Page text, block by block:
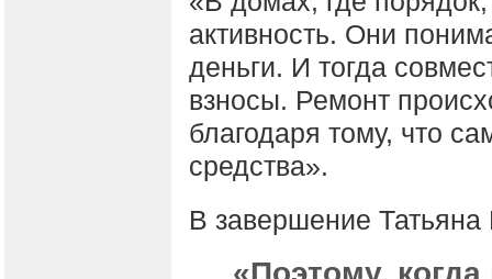
активность. Они
деньги. И тогда
взносы. Ремонт
благодаря тому, что
средства».
В завершение